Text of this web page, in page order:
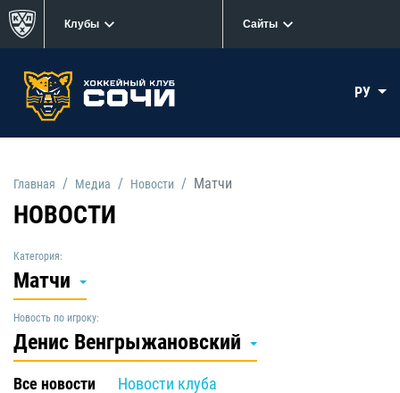
Клубы Сайты
РУ
Главная Медиа Новости Матчи
НОВОСТИ
Категория:
Матчи
Новость по игроку:
Денис Венгрыжановский
Все новости Новости клуба